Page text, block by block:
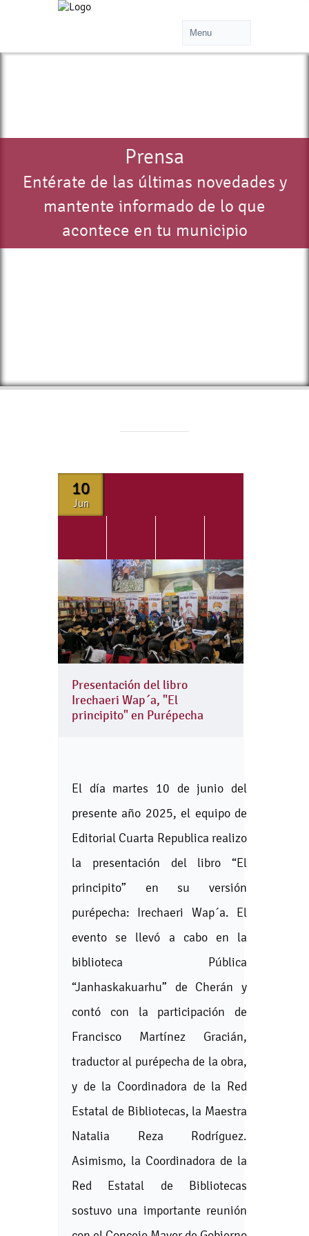
Prensa
Entérate de las últimas novedades y
mantente informado de lo que
acontece en tu municipio
10
Jun
Presentación del libro
Irechaeri Wap´a, "El
principito" en Purépecha
El día martes 10 de junio del
presente año 2025, el equipo de
Editorial Cuarta Republica realizo
la presentación del libro “El
principito” en su versión
purépecha: Irechaeri Wap´a. El
evento se llevó a cabo en la
biblioteca Pública
“Janhaskakuarhu” de Cherán y
contó con la participación de
Francisco Martínez Gracián,
traductor al purépecha de la obra,
y de la Coordinadora de la Red
Estatal de Bibliotecas, la Maestra
Natalia Reza Rodríguez.
Asimismo, la Coordinadora de la
Red Estatal de Bibliotecas
sostuvo una importante reunión